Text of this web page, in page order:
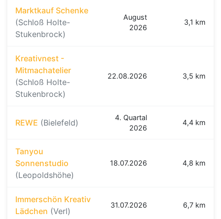
Marktkauf Schenke
(Schloß Holte-
Stukenbrock)
August
2026
3,1 km
Kreativnest -
Mitmachatelier
(Schloß Holte-
Stukenbrock)
22.08.2026 3,5 km
REWE (Bielefeld)
4. Quartal
2026
4,4 km
Tanyou
Sonnenstudio
(Leopoldshöhe)
18.07.2026 4,8 km
Immerschön Kreativ
Lädchen (Verl)
31.07.2026 6,7 km